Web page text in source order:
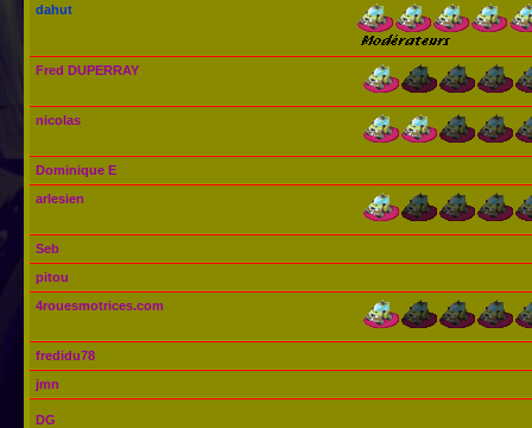
dahut
Fred DUPERRAY
nicolas
Dominique E
arlesien
Seb
pitou
4rouesmotrices.com
fredidu78
jmn
DG